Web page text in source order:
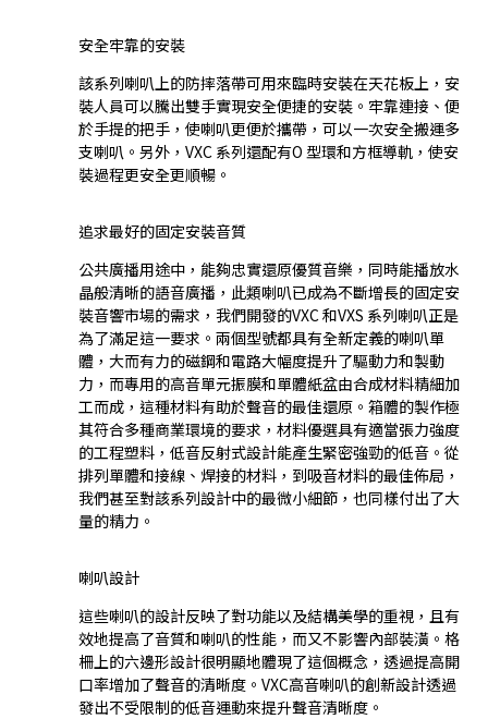
安全牢靠的安裝
該系列喇叭上的防摔落帶可用來臨時安裝在天花板上，安
裝人員可以騰出雙手實現安全便捷的安裝。牢靠連接、便
於手提的把手，使喇叭更便於攜帶，可以一次安全搬運多
支喇叭。另外，VXC 系列還配有O 型環和方框導軌，使安
裝過程更安全更順暢。
追求最好的固定安裝音質
公共廣播用途中，能夠忠實還原優質音樂，同時能播放水
晶般清晰的語音廣播，此類喇叭已成為不斷增長的固定安
裝音響市場的需求，我們開發的VXC 和VXS 系列喇叭正是
為了滿足這一要求。兩個型號都具有全新定義的喇叭單
體，大而有力的磁鋼和電路大幅度提升了驅動力和製動
力，而專用的高音單元振膜和單體紙盆由合成材料精細加
工而成，這種材料有助於聲音的最佳還原。箱體的製作極
其符合多種商業環境的要求，材料優選具有適當張力強度
的工程塑料，低音反射式設計能產生緊密強勁的低音。從
排列單體和接線、焊接的材料，到吸音材料的最佳佈局，
我們甚至對該系列設計中的最微小細節，也同樣付出了大
量的精力。
喇叭設計
這些喇叭的設計反映了對功能以及結構美學的重視，且有
效地提高了音質和喇叭的性能，而又不影響內部裝潢。格
柵上的六邊形設計很明顯地體現了這個概念，透過提高開
口率增加了聲音的清晰度。VXC高音喇叭的創新設計透過
發出不受限制的低音運動來提升聲音清晰度。